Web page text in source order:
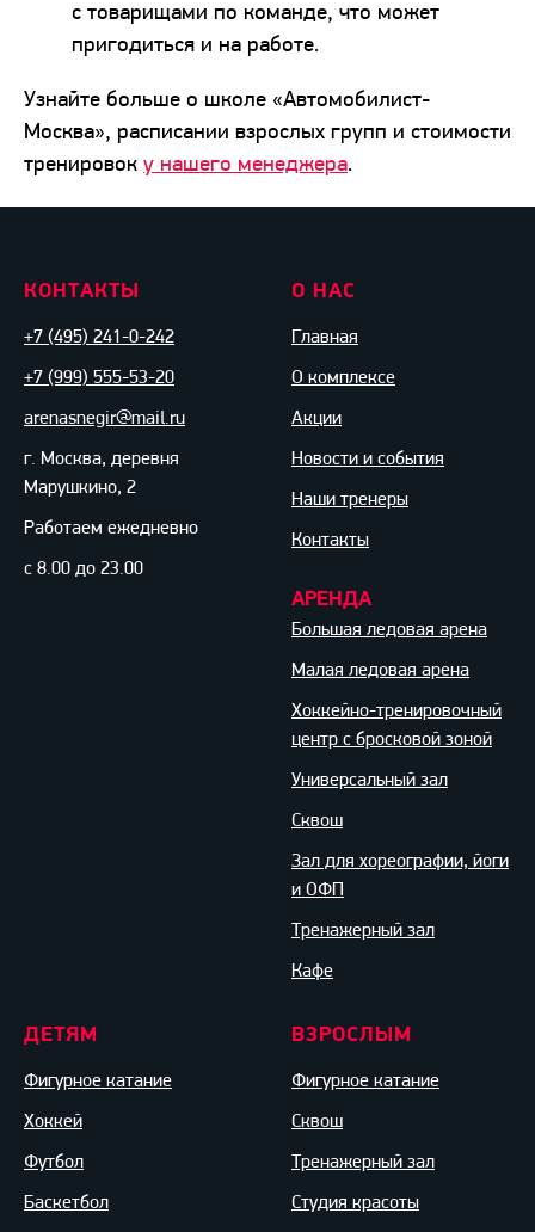
с товарищами по команде, что может
пригодиться и на работе.
Узнайте больше о школе «Автомобилист-
Москва», расписании взрослых групп и стоимости
тренировок у нашего менеджера.
КОНТАКТЫ
+7 (495) 241-0-242
+7 (999) 555-53-20
arenasnegir@mail.ru
г. Москва, деревня
Марушкино, 2
Работаем ежедневно
с 8.00 до 23.00
О НАС
Главная
О комплексе
Акции
Новости и события
Наши тренеры
Контакты
АРЕНДА
Большая ледовая арена
Малая ледовая арена
Хоккейно-тренировочный
центр с бросковой зоной
Универсальный зал
Сквош
Зал для хореографии, йоги
и ОФП
Тренажерный зал
Кафе
ДЕТЯМ
Фигурное катание
Хоккей
Футбол
Баскетбол
ВЗРОСЛЫМ
Фигурное катание
Сквош
Тренажерный зал
Студия красоты